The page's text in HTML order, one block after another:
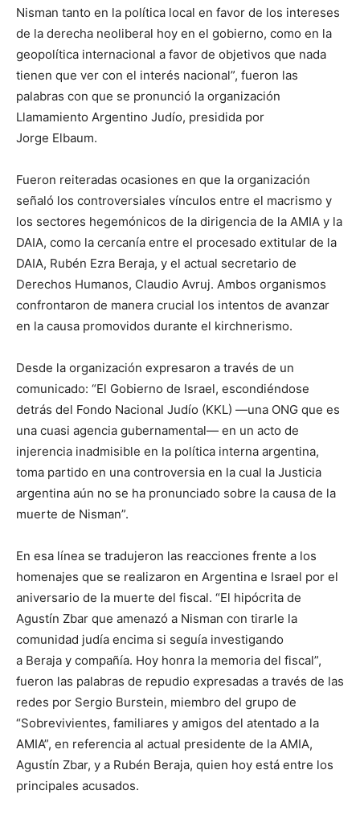
Nisman tanto en la política local en favor de los intereses
de la derecha neoliberal hoy en el gobierno, como en la
geopolítica internacional a favor de objetivos que nada
tienen que ver con el interés nacional”, fueron las
palabras con que se pronunció la organización
Llamamiento Argentino Judío, presidida por
Jorge Elbaum.
Fueron reiteradas ocasiones en que la organización
señaló los controversiales vínculos entre el macrismo y
los sectores hegemónicos de la dirigencia de la AMIA y la
DAIA, como la cercanía entre el procesado extitular de la
DAIA, Rubén Ezra Beraja, y el actual secretario de
Derechos Humanos, Claudio Avruj. Ambos organismos
confrontaron de manera crucial los intentos de avanzar
en la causa promovidos durante el kirchnerismo.
Desde la organización expresaron a través de un
comunicado: “El Gobierno de Israel, escondiéndose
detrás del Fondo Nacional Judío (KKL) —una ONG que es
una cuasi agencia gubernamental— en un acto de
injerencia inadmisible en la política interna argentina,
toma partido en una controversia en la cual la Justicia
argentina aún no se ha pronunciado sobre la causa de la
muerte de Nisman”.
En esa línea se tradujeron las reacciones frente a los
homenajes que se realizaron en Argentina e Israel por el
aniversario de la muerte del fiscal. “El hipócrita de
Agustín Zbar que amenazó a Nisman con tirarle la
comunidad judía encima si seguía investigando
a Beraja y compañía. Hoy honra la memoria del fiscal”,
fueron las palabras de repudio expresadas a través de las
redes por Sergio Burstein, miembro del grupo de
“Sobrevivientes, familiares y amigos del atentado a la
AMIA”, en referencia al actual presidente de la AMIA,
Agustín Zbar, y a Rubén Beraja, quien hoy está entre los
principales acusados.